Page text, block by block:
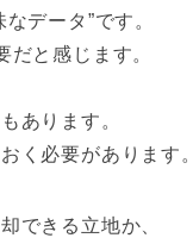
データ”です。
と感じます。
あります。
く必要があります。
できる立地か、